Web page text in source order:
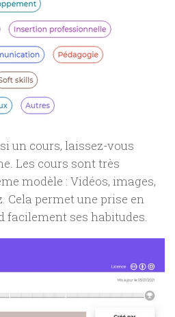
un cours, laissez-vous
Les cours sont très
modèle : Vidéos, images,
Cela permet une prise en
facilement ses habitudes.